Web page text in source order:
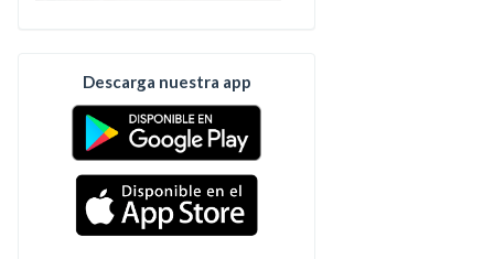
Descarga nuestra app